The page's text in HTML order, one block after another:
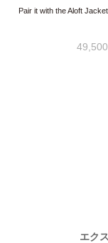
Pair it with the Aloft
エク